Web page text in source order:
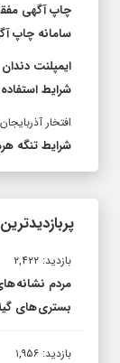
چاپ آگهی
سامانه چاپ
شرایط استفاده
افتخار
شرایط تنگه
بازدید: ۲,۴۲۲
مردم نشانه
بستری های
بازدید: ۱,۹۵۶